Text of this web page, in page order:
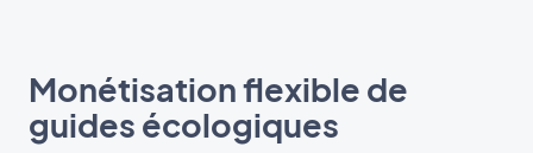
Monétisation flexible de
guides écologiques